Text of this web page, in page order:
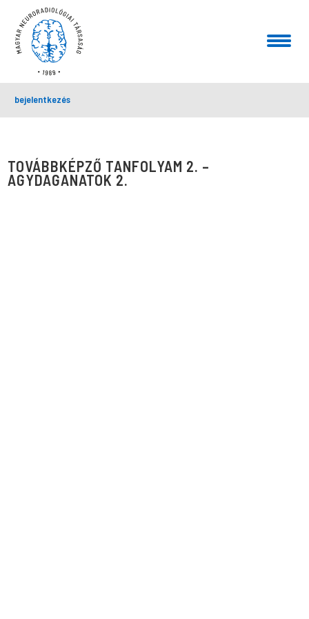
bejelentkezés
TOVÁBBKÉPZŐ TANFOLYAM 2. –
AGYDAGANATOK 2.